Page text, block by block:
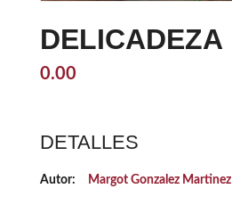
DELICADEZA
0.00
DETALLES
Autor: Margot Gonzalez Martinez